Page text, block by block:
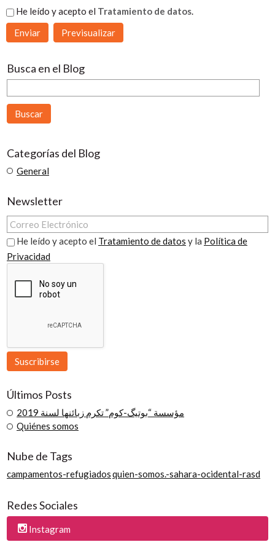
Busca en el Blog
Categorías del Blog
General
Newsletter
He leído y acepto el Tratamiento de datos y la Política de
Privacidad
Últimos Posts
مؤسسة “بوتيگ-كوم” تكرم زبائنها لسنة 2019
Quiénes somos
Nube de Tags
campamentos-refugiadosquien-somos.-sahara-ocidental-rasd
Redes Sociales
Instagram
He leído y acepto el Tratamiento de datos.